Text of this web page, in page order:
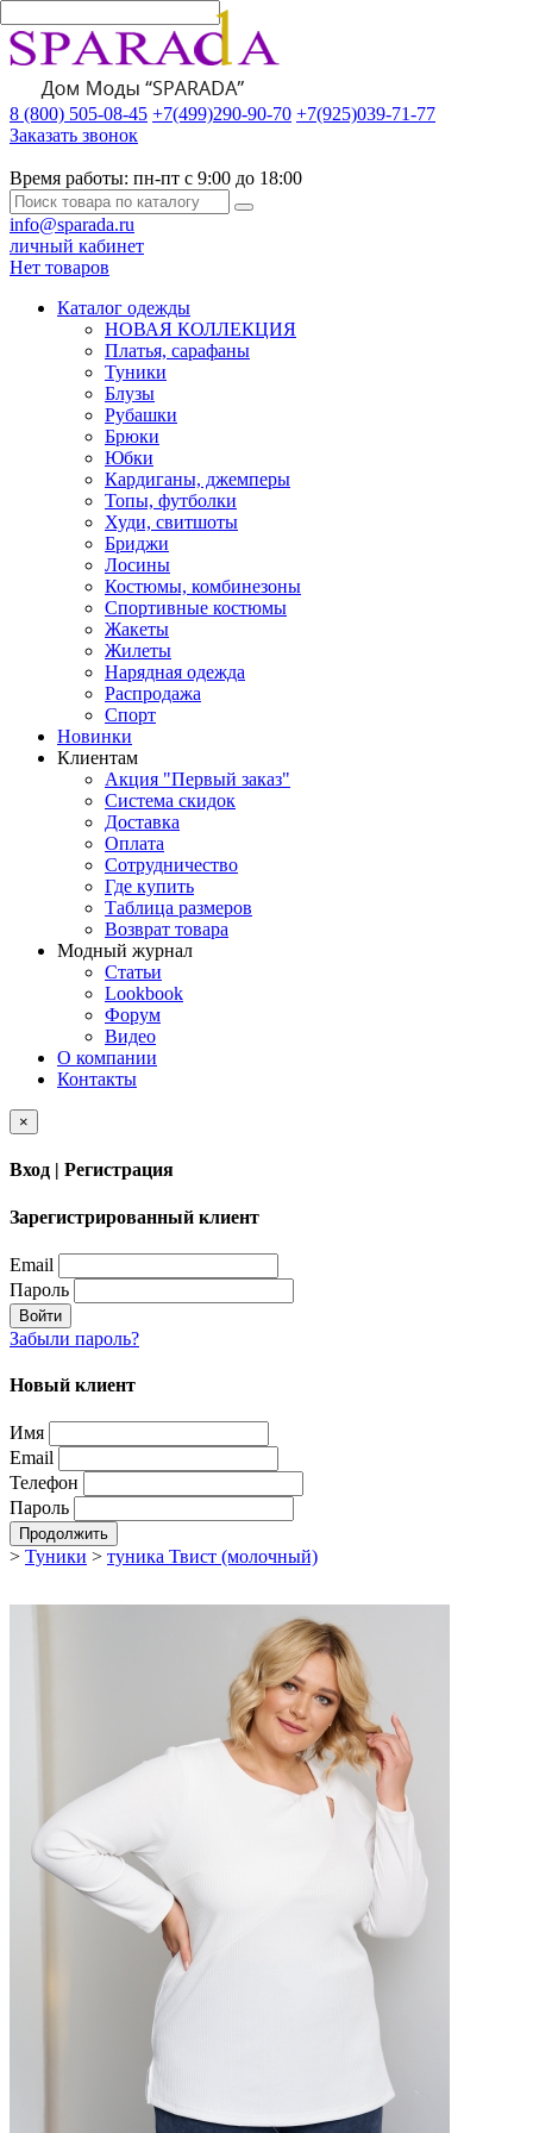
8 (800) 505-08-45 +7(499)290-90-70 +7(925)039-71-77
Заказать звонок
Время работы: пн-пт с 9:00 до 18:00
info@sparada.ru
личный кабинет
Нет товаров
Каталог одежды
НОВАЯ КОЛЛЕКЦИЯ
Платья, сарафаны
Туники
Блузы
Рубашки
Брюки
Юбки
Кардиганы, джемперы
Топы, футболки
Худи, свитшоты
Бриджи
Лосины
Костюмы, комбинезоны
Спортивные костюмы
Жакеты
Жилеты
Нарядная одежда
Распродажа
Спорт
Новинки
Клиентам
Акция "Первый заказ"
Система скидок
Доставка
Оплата
Сотрудничество
Где купить
Таблица размеров
Возврат товара
Модный журнал
Статьи
Lookbook
Форум
Видео
О компании
Контакты
×
Вход | Регистрация
Зарегистрированный клиент
Email
Пароль
Войти
Забыли пароль?
Новый клиент
Имя
Email
Телефон
Пароль
Продолжить
> Туники > туника Твист (молочный)